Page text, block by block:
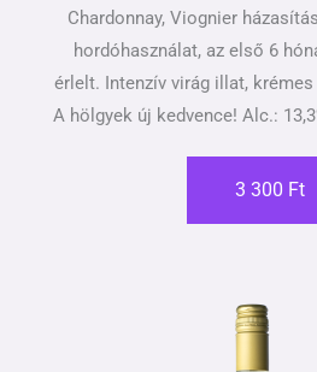
Chardonnay, Viognier
hordóhasználat, az első 6
érlelt. Intenzív virág illat,
A hölgyek új kedvence! Alc.:
3 300 Ft